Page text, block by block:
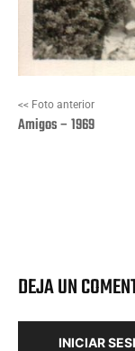
<< Foto anterior
Amigos – 1969
DEJA UN
INICIAR